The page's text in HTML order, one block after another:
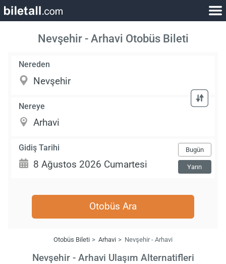
Nevşehir - Arhavi Otobüs Bileti
Nereden
Nereye
Gidiş Tarihi Bugün
Yarın
Otobüs Ara
Otobüs Bileti Arhavi Nevşehir - Arhavi
Nevşehir - Arhavi Ulaşım Alternatifleri